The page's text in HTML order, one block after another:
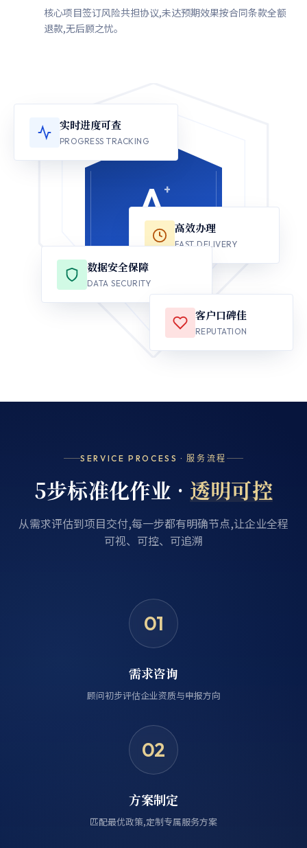
核心项目签订风险共担协议,未达预期效果按合同条款全额
退款,无后顾之忧。
A+
权威认证
实时进度可查
PROGRESS TRACKING
高效办理
FAST DELIVERY
数据安全保障
DATA SECURITY
客户口碑佳
REPUTATION
SERVICE PROCESS · 服务流程
5步标准化作业 · 透明可控
从需求评估到项目交付,每一步都有明确节点,让企业全程
可视、可控、可追溯
01
需求咨询
顾问初步评估企业资质与申报方向
02
方案制定
匹配最优政策,定制专属服务方案